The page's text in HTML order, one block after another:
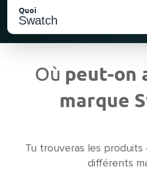
Quoi
Emplacement actuel
Où peut-on
marque
Tu trouveras les produits
différents